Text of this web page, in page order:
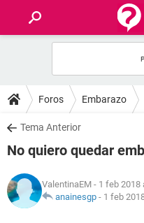
FOROS
SALUD
FAMILIA
NUTRICIÓN
Foros Embarazo
Tema Anterior
No quiero quedar
ValentinaEM - 1 feb 2018
anainesgp - 1 feb